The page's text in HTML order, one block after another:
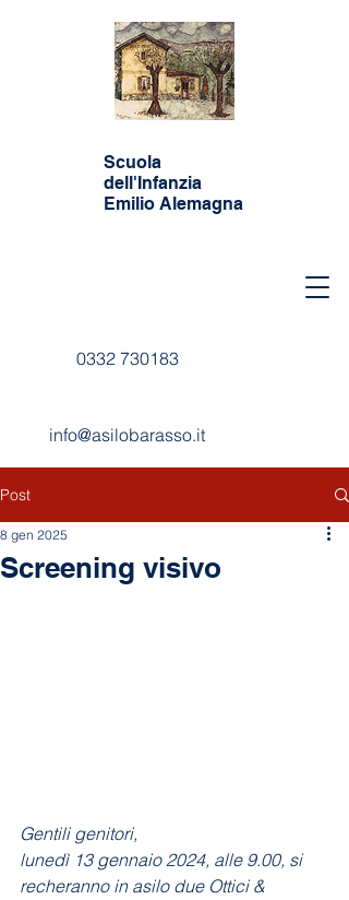
Scuola
dell'Infanzia
Emilio Alemagna
0332 730183
info@asilobarasso.it
Post
Screening visivo
8 gen 2025
Gentili genitori,
lunedì 13 gennaio 2024, alle 9.00, si
recheranno in asilo due Ottici &